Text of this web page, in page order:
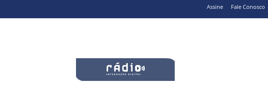
Assine Fale Conosco